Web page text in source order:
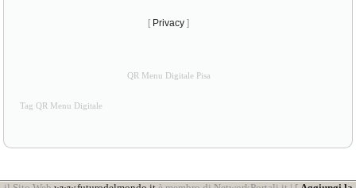
[ Privacy ]
QR Menu Digitale Pisa
Tag QR Menu Digitale